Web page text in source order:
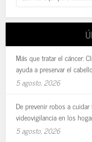
Más que tratar el cáncer:
ayuda a preservar el
5 agosto, 2026
De prevenir robos a
videovigilancia en los
5 agosto, 2026